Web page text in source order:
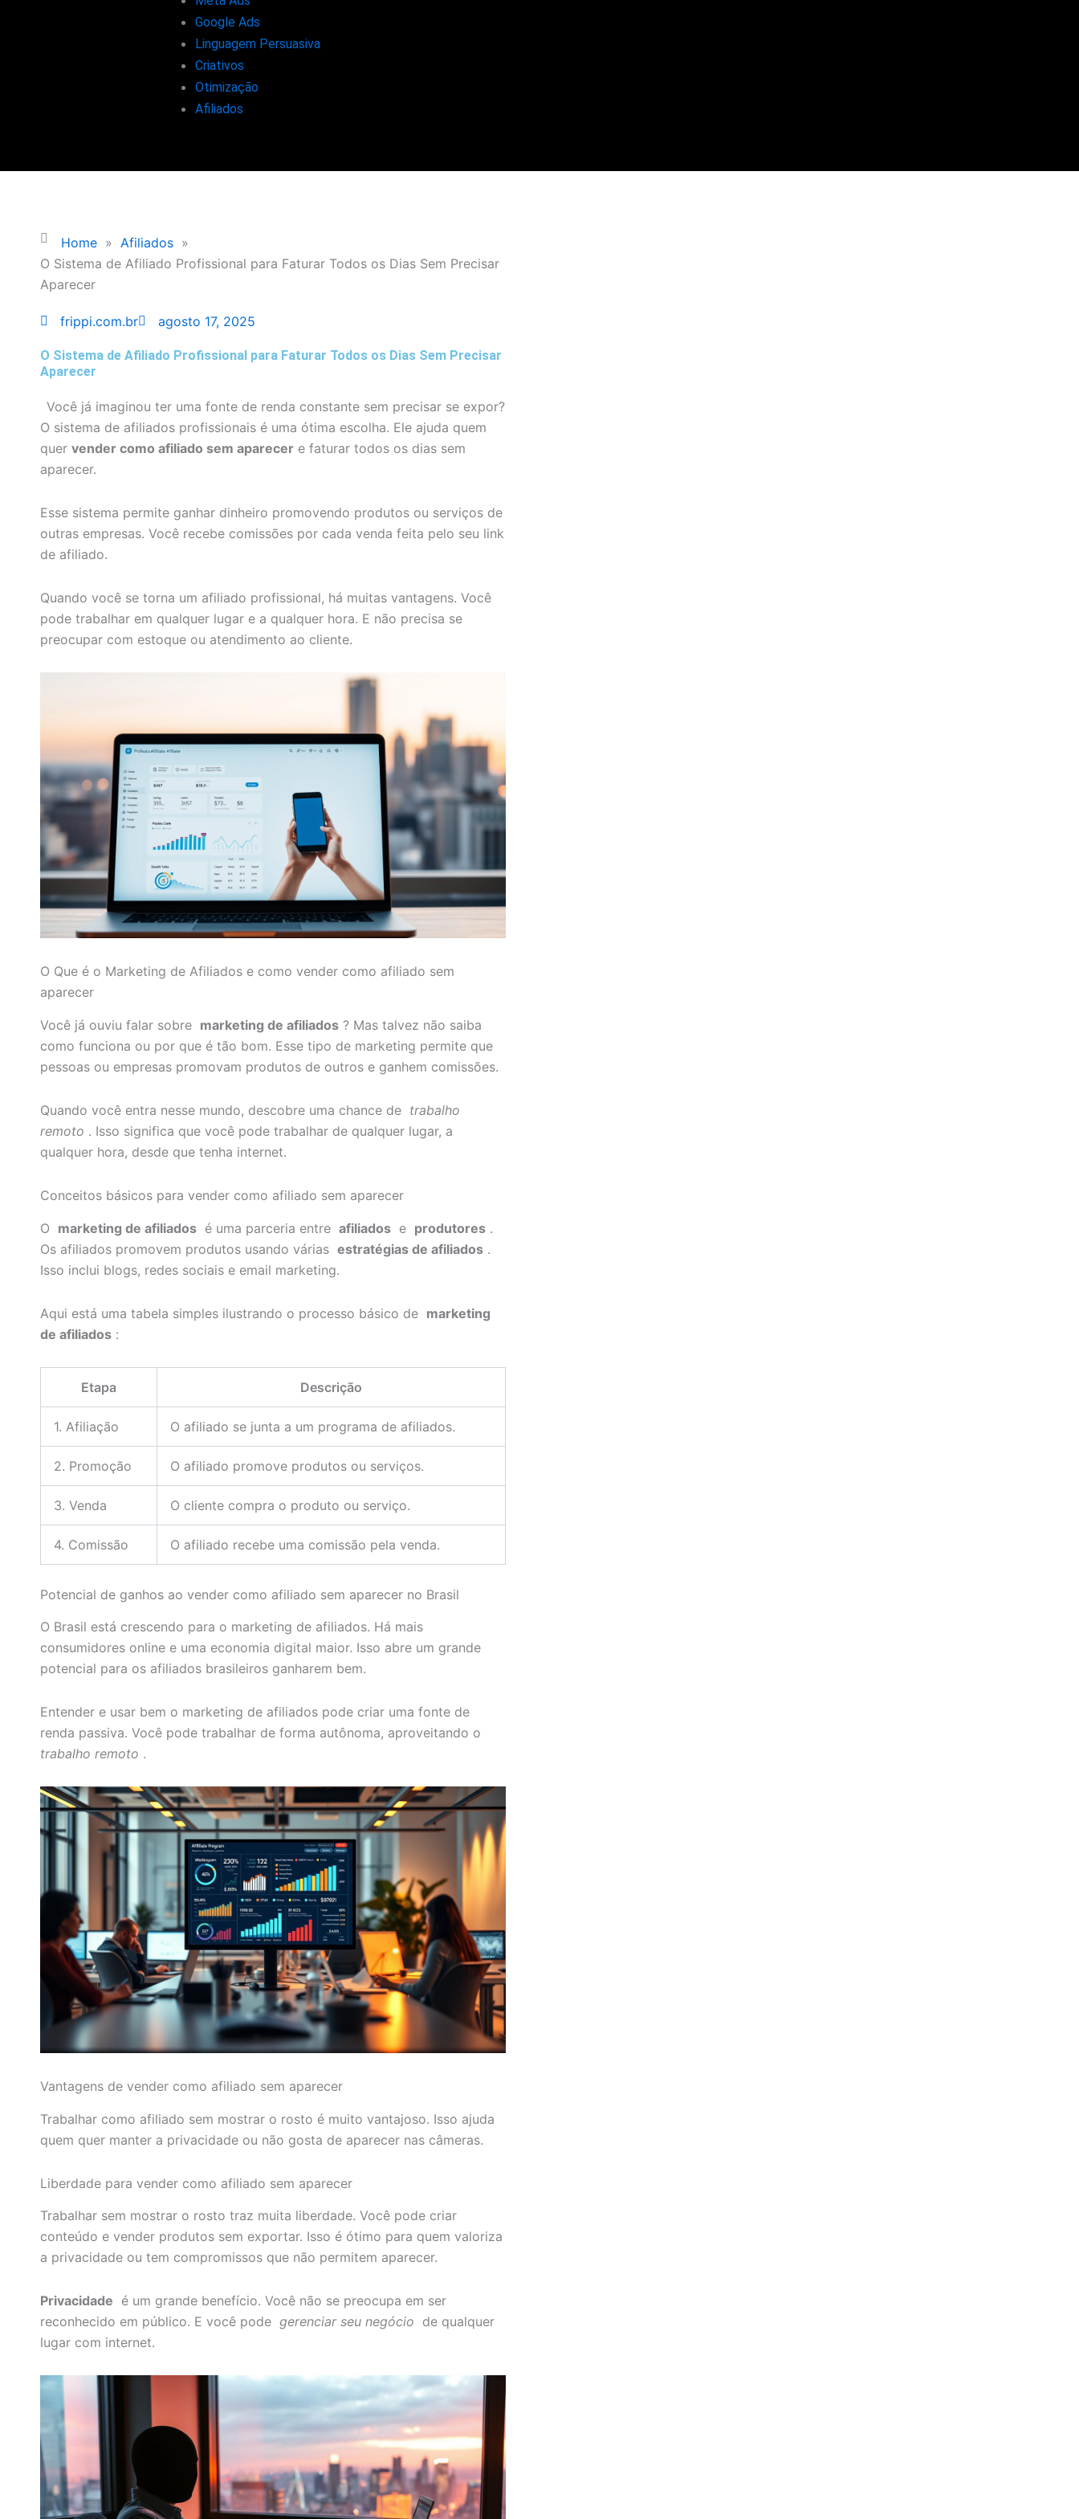
Google Ads
Linguagem Persuasiva
Criativos
Otimização
Afiliados
Home » Afiliados »
O Sistema de Afiliado Profissional para Faturar Todos os Dias Sem Precisar
Aparecer
frippi.com.br agosto 17, 2025
O Sistema de Afiliado Profissional para Faturar Todos os Dias Sem Precisar
Aparecer
Você já imaginou ter uma fonte de renda constante sem precisar se expor?
O sistema de afiliados profissionais é uma ótima escolha. Ele ajuda quem
quer vender como afiliado sem aparecer e faturar todos os dias sem
aparecer.
Esse sistema permite ganhar dinheiro promovendo produtos ou serviços de
outras empresas. Você recebe comissões por cada venda feita pelo seu link
de afiliado.
Quando você se torna um afiliado profissional, há muitas vantagens. Você
pode trabalhar em qualquer lugar e a qualquer hora. E não precisa se
preocupar com estoque ou atendimento ao cliente.
O Que é o Marketing de Afiliados e como vender como afiliado sem
aparecer
Você já ouviu falar sobre marketing de afiliados ? Mas talvez não saiba
como funciona ou por que é tão bom. Esse tipo de marketing permite que
pessoas ou empresas promovam produtos de outros e ganhem comissões.
Quando você entra nesse mundo, descobre uma chance de trabalho
remoto . Isso significa que você pode trabalhar de qualquer lugar, a
qualquer hora, desde que tenha internet.
Conceitos básicos para vender como afiliado sem aparecer
O marketing de afiliados é uma parceria entre afiliados e produtores .
Os afiliados promovem produtos usando várias estratégias de afiliados .
Isso inclui blogs, redes sociais e email marketing.
Aqui está uma tabela simples ilustrando o processo básico de marketing
de afiliados :
Etapa Descrição
1. Afiliação O afiliado se junta a um programa de afiliados.
2. Promoção O afiliado promove produtos ou serviços.
3. Venda O cliente compra o produto ou serviço.
4. Comissão O afiliado recebe uma comissão pela venda.
Potencial de ganhos ao vender como afiliado sem aparecer no Brasil
O Brasil está crescendo para o marketing de afiliados. Há mais
consumidores online e uma economia digital maior. Isso abre um grande
potencial para os afiliados brasileiros ganharem bem.
Entender e usar bem o marketing de afiliados pode criar uma fonte de
renda passiva. Você pode trabalhar de forma autônoma, aproveitando o
trabalho remoto .
Vantagens de vender como afiliado sem aparecer
Trabalhar como afiliado sem mostrar o rosto é muito vantajoso. Isso ajuda
quem quer manter a privacidade ou não gosta de aparecer nas câmeras.
Liberdade para vender como afiliado sem aparecer
Trabalhar sem mostrar o rosto traz muita liberdade. Você pode criar
conteúdo e vender produtos sem exportar. Isso é ótimo para quem valoriza
a privacidade ou tem compromissos que não permitem aparecer.
Privacidade é um grande benefício. Você não se preocupa em ser
reconhecido em público. E você pode gerenciar seu negócio de qualquer
lugar com internet.